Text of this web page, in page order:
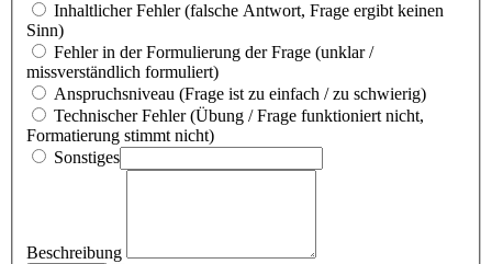
Inhaltlicher Fehler (falsche Antwort, Frage ergibt keinen
Sinn)
Fehler in der Formulierung der Frage (unklar /
missverständlich formuliert)
Anspruchsniveau (Frage ist zu einfach / zu schwierig)
Technischer Fehler (Übung / Frage funktioniert nicht,
Formatierung stimmt nicht)
Sonstiges
Beschreibung